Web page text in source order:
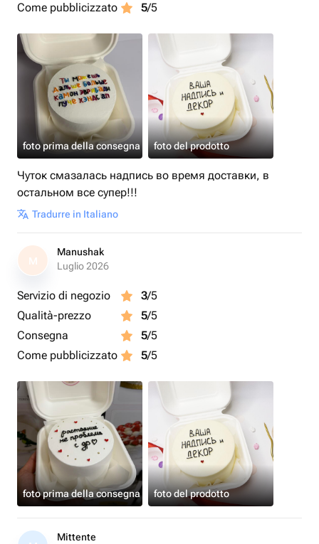
Come pubblicizzato
5/5
foto prima della consegna foto del prodotto
Чуток смазалась надпись во время доставки, в
остальном все супер!!!
Tradurre in Italiano
M
Manushak
Luglio 2026
Servizio di negozio 3/5
Qualità-prezzo
5/5
Consegna
5/5
Come pubblicizzato
5/5
foto prima della consegna foto del prodotto
Mittente